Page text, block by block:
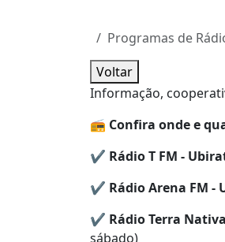
Programas de
Voltar
Informação,
📻 Confira onde e
✔️ Rádio T FM -
✔️ Rádio Arena FM -
✔️ Rádio Terra
sábado)